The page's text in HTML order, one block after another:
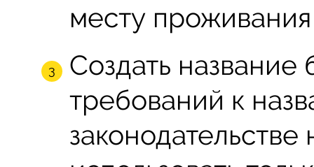
месту
Создать
требований к